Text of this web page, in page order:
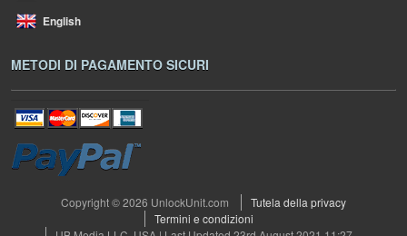
English
METODI DI PAGAMENTO SICURI
Copyright © 2026 UnlockUnit.com
Tutela della privacy
Termini e condizioni